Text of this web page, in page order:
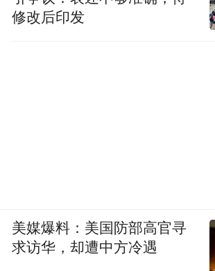
修改后印发
美媒爆料：美国防部高官寻
求访华，却遭中方冷遇